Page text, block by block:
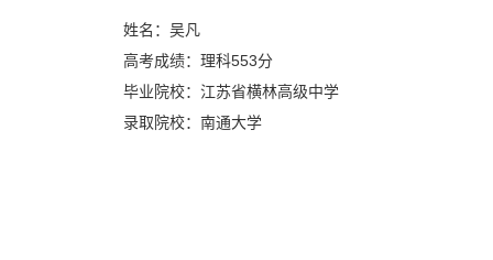
姓名：吴凡
高考成绩：理科553分
毕业院校：江苏省横林高级中学
录取院校：南通大学